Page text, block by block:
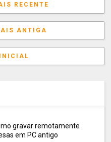
RECENTE
ANTIGA
gravar remotamente
em PC antigo